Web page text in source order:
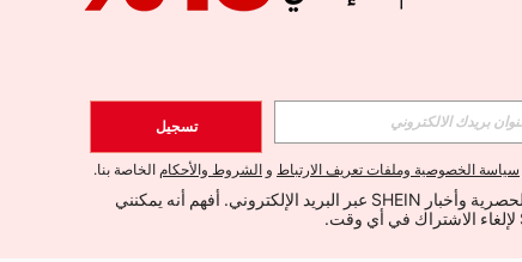
الإشتراك
اشتراك
تسجيل
سياسة الخصوصية وملفات تعريف الارتباط و الشروط والأحكام الخاصة بنا.
أود تلقي العروض الحصرية وأخبار SHEIN عبر البريد الإلكتروني. أفهم أنه يمكنني